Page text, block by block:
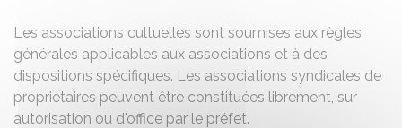
Les associations cultuelles sont soumises aux règles
générales applicables aux associations et à des
dispositions spécifiques. Les associations syndicales de
propriétaires peuvent être constituées librement, sur
autorisation ou d'office par le préfet.